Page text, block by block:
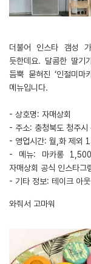
더불어 인스타 갬성
듯한데요. 달콤한 딸기
듬뿍 묻혀진 ‘인절미마
메뉴입니다.
- 상호명: 자매상회
- 주소: 충청북도 청주
- 영업시간: 월,화 제외
- 메뉴: 마카롱 1,500
자매상회 공식 인스타그
- 기타 정보: 테이크 아
와줘서 고마워